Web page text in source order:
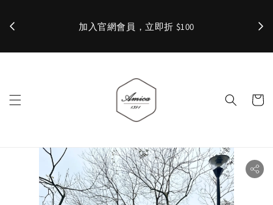
加入官網會員，立即折 $100 ✨